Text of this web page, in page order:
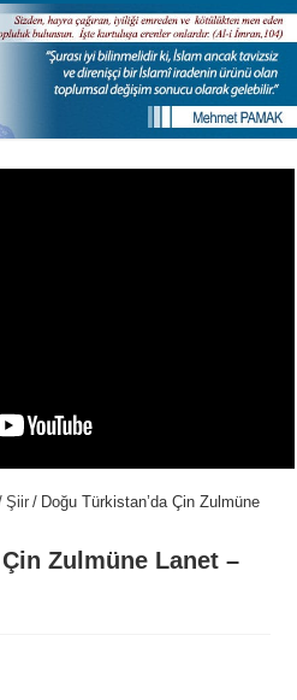
Şiir / Doğu Türkistan’da Çin Zulmüne
Zulmüne Lanet –